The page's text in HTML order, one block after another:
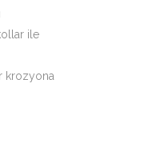
ile
krozyona